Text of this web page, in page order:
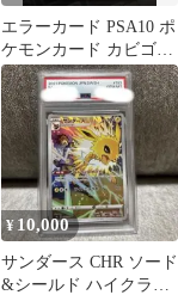
エラーカード PSA10 ポ
ケモンカード カビゴン
VMAXクライマックス
¥10,000
サンダース CHR ソード
&シールド ハイクラス